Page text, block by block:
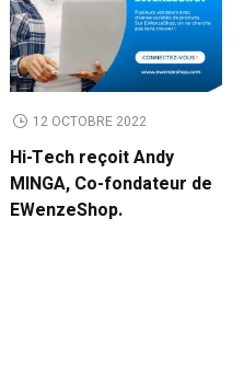
12 OCTOBRE 2022
Hi-Tech reçoit Andy
MINGA, Co-fondateur de
EWenzeShop.